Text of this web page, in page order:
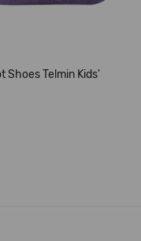
Shoes Telmin Kids'